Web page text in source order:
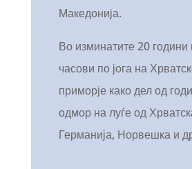
Македонија.
Во изминатите 20
часови по јога на
приморје како дел од
одмор на луѓе од
Германија, Норвешка и